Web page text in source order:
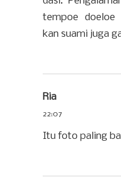
tempoe doeloe
kan suami juga
Ria
22:07
Itu foto paling